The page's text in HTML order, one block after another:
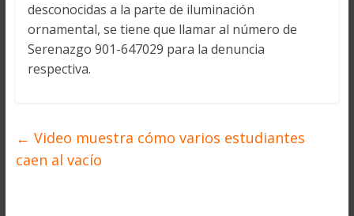
desconocidas a la parte de iluminación
ornamental, se tiene que llamar al número de
Serenazgo 901-647029 para la denuncia
respectiva.
← Video muestra cómo varios estudiantes
caen al vacío